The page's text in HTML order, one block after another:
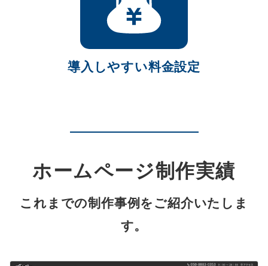
導入しやすい料金設定
ホームページ制作実績
これまでの制作事例をご紹介いたしま
す。